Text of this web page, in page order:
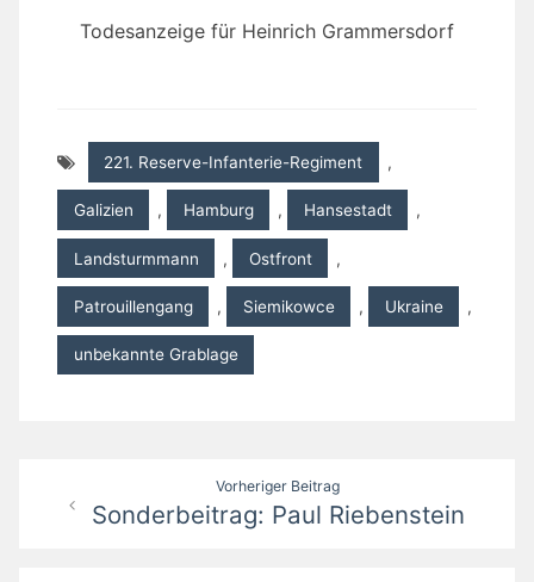
Todesanzeige für Heinrich Grammersdorf
221. Reserve-Infanterie-Regiment ,
Galizien , Hamburg , Hansestadt ,
Landsturmmann , Ostfront ,
Patrouillengang , Siemikowce , Ukraine ,
unbekannte Grablage
Beitragsnavigation
Vorheriger Beitrag
Sonderbeitrag: Paul Riebenstein